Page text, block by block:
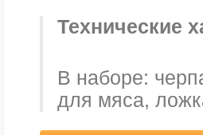
Технические
В наборе:
для мяса,